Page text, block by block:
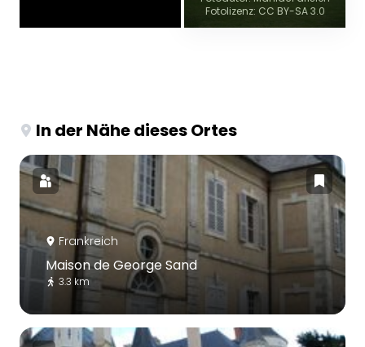
Fotolizenz: CC BY-SA 3.0
In der Nähe dieses Ortes
Frankreich
Maison de George Sand
3.3 km